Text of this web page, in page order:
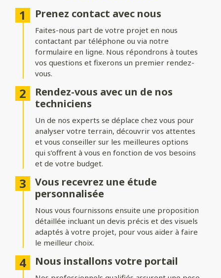
optimise le dégagement latéral.
Coulissant autoportant: sans rail au sol, il assure un
fonctionnement fluide et une esthétique épurée.
Formes du portail
Ajoutez du style à votre entrée avec différentes formes de
portails :
dynamique.
Bombé ou bombé inversé: des courbes élégantes pour un
effet plus traditionnel.
Chapeau de gendarme ou chapeau de gendarme inversé
: une touche classique et raffinée.
Occultation
Adaptez le niveau d’intimité et d’aération de votre portail :
Portail plein: : pour une intimité maximale et une protection
Portail semi-ajouré
Prenez contact avec nous
Faites-nous part de votre projet en nous
contactant par téléphone ou via notre
formulaire en ligne. Nous répondrons à toutes
vos questions et fixerons un premier rendez-
vous.
Rendez-vous avec un de nos
techniciens
Un de nos experts se déplace chez vous pour
analyser votre terrain, découvrir vos attentes
et vous conseiller sur les meilleures options
qui s’offrent à vous en fonction de vos besoins
et de votre budget.
Vous recevrez une étude
personnalisée
Nous vous fournissons ensuite une proposition
détaillée incluant un devis précis et des visuels
adaptés à votre projet, pour vous aider à faire
le meilleur choix.
Nous installons votre portail